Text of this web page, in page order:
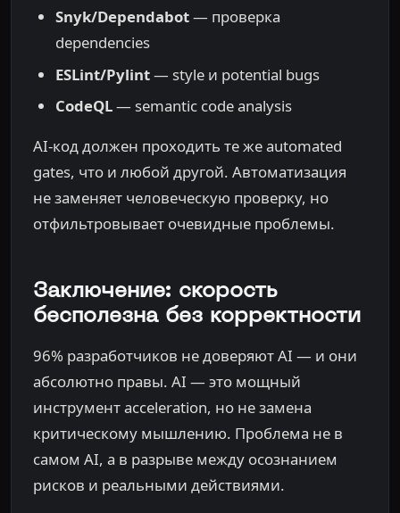
Snyk/Dependabot— проверка
dependencies
ESLint/Pylint— style и potential bugs
CodeQL— semantic code analysis
AI-код должен проходить те же automated
gates, что и любой другой. Автоматизация
не заменяет человеческую проверку, но
отфильтровывает очевидные проблемы.
Заключение: скорость
бесполезна без корректности
96% разработчиков не доверяют AI — и они
абсолютно правы. AI — это мощный
инструмент acceleration, но не замена
критическому мышлению. Проблема не в
самом AI, а в разрыве между осознанием
рисков и реальными действиями.